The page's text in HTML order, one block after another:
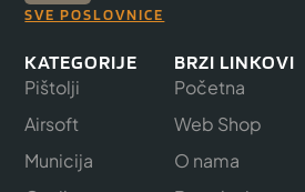
SVE POSLOVNICE
KATEGORIJE
Pištolji
Airsoft
Municija
BRZI LINKOVI
Početna
Web Shop
O nama